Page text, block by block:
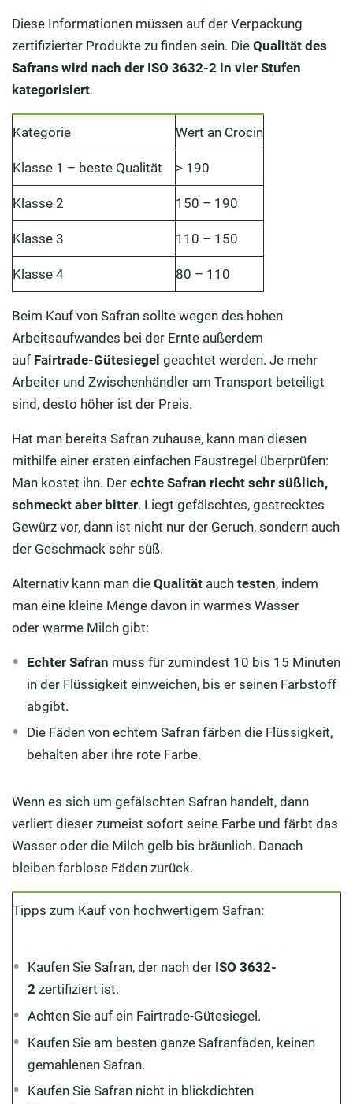
Diese Informationen müssen auf der Verpackung
zertifizierter Produkte zu finden sein. Die Qualität des
Safrans wird nach der ISO 3632-2 in vier Stufen
kategorisiert.
Kategorie Wert an Crocin
Klasse 1 – beste Qualität > 190
Klasse 2 150 – 190
Klasse 3 110 – 150
Klasse 4 80 – 110
Beim Kauf von Safran sollte wegen des hohen
Arbeitsaufwandes bei der Ernte außerdem
auf Fairtrade-Gütesiegel geachtet werden. Je mehr
Arbeiter und Zwischenhändler am Transport beteiligt
sind, desto höher ist der Preis.
Hat man bereits Safran zuhause, kann man diesen
mithilfe einer ersten einfachen Faustregel überprüfen:
Man kostet ihn. Der echte Safran riecht sehr süßlich,
schmeckt aber bitter. Liegt gefälschtes, gestrecktes
Gewürz vor, dann ist nicht nur der Geruch, sondern auch
der Geschmack sehr süß.
Alternativ kann man die Qualität auch testen, indem
man eine kleine Menge davon in warmes Wasser
oder warme Milch gibt:
Echter Safran muss für zumindest 10 bis 15 Minuten
in der Flüssigkeit einweichen, bis er seinen Farbstoff
abgibt.
Die Fäden von echtem Safran färben die Flüssigkeit,
behalten aber ihre rote Farbe.
Wenn es sich um gefälschten Safran handelt, dann
verliert dieser zumeist sofort seine Farbe und färbt das
Wasser oder die Milch gelb bis bräunlich. Danach
bleiben farblose Fäden zurück.
Tipps zum Kauf von hochwertigem Safran:
Kaufen Sie Safran, der nach der ISO 3632-
2zertifiziert ist.
Achten Sie auf ein Fairtrade-Gütesiegel.
Kaufen Sie am besten ganze Safranfäden, keinen
gemahlenen Safran.
Kaufen Sie Safran nicht in blickdichten